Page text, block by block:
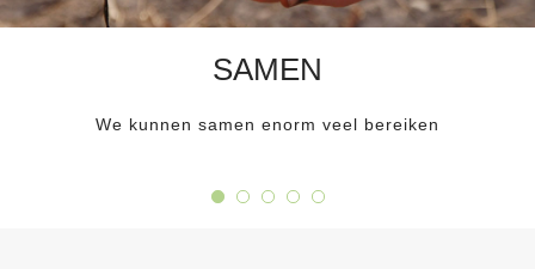
SAMEN
We kunnen samen enorm veel bereiken